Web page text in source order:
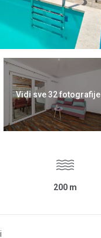
Vidi sve 32 fotografije
200 m